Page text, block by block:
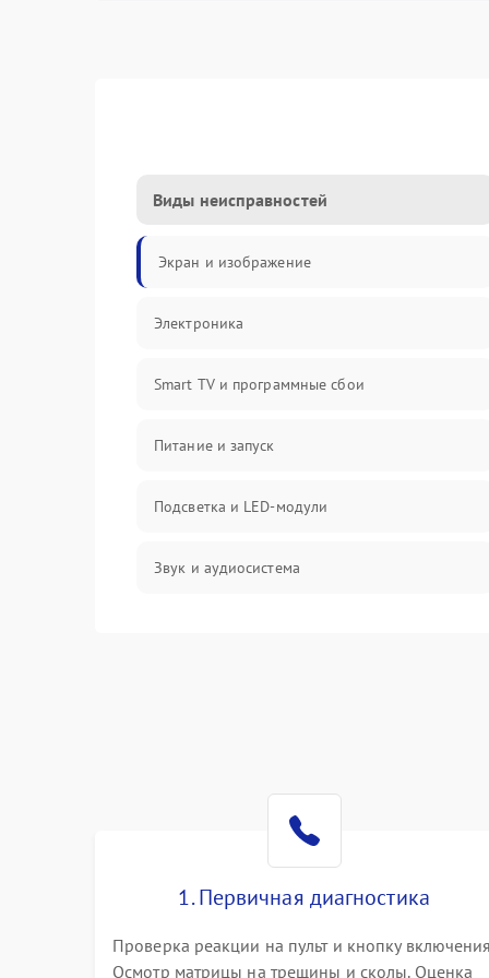
Виды неисправностей
Экран и изображение
Электроника
Smart TV и программные сбои
Питание и запуск
Подсветка и LED-модули
Звук и аудиосистема
Программное обеспечение
Корпус и механика
1. Первичная диагностика
Проверка реакции на пульт и кнопку
Осмотр матрицы на трещины и сколы. Оценка